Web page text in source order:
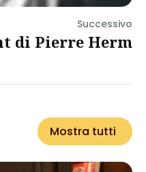
Successivo
di Pierre Herm
Mostra tutti